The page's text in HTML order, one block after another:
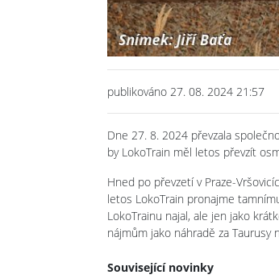
publikováno 27. 08. 2024 21:57
Dne 27. 8. 2024 převzala
by LokoTrain měl letos převzít
Hned po převzetí v Praze-
letos LokoTrain pronajme
LokoTrainu najal, ale jen jako
nájmům jako náhradě za Taurusy
Související novinky